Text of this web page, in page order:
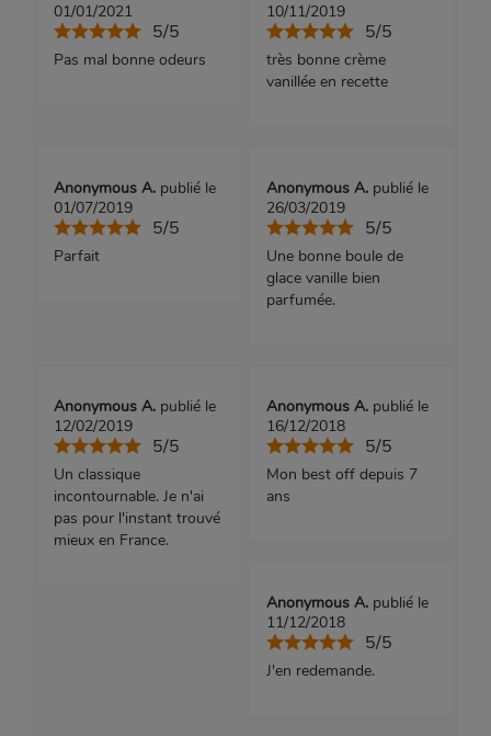
01/01/2021
5/5
Pas mal bonne odeurs
10/11/2019
5/5
très bonne crème
vanillée en recette
Anonymous A. publié le
01/07/2019
5/5
Parfait
Anonymous A. publié le
26/03/2019
5/5
Une bonne boule de
glace vanille bien
parfumée.
Anonymous A. publié le
12/02/2019
5/5
Un classique
incontournable. Je n'ai
pas pour l'instant trouvé
mieux en France.
Anonymous A. publié le
16/12/2018
5/5
Mon best off depuis 7
ans
Anonymous A. publié le
11/12/2018
5/5
J'en redemande.